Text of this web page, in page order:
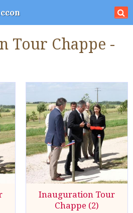
Tour Chappe -
Inauguration Tour
Chappe (2)